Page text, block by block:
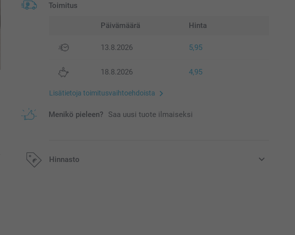
Toimitus
Päivämäärä Hinta
13.8.2026 5,95
18.8.2026 4,95
Lisätietoja toimitusvaihtoehdoista
Menikö pieleen? Saa uusi tuote ilmaiseksi
Hinnasto